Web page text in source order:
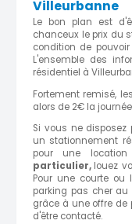
Villeurbanne
Le bon plan est
chanceux le prix du
condition de
L'ensemble des
résidentiel à
Fortement remisé,
alors de 2€ la
Si vous ne
un stationnement
pour une
particulier, louez
Pour une courte ou
parking pas cher au
grâce à une offre
d'être contacté.